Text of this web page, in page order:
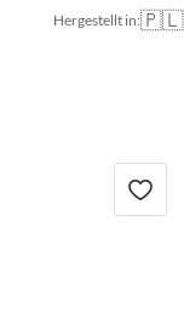
Hergestellt in:🇵🇱